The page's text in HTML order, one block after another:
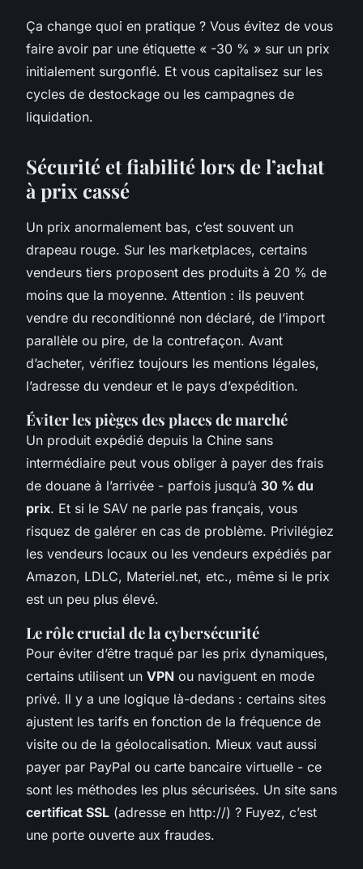
Ça change quoi en pratique ? Vous évitez de vous
faire avoir par une étiquette « -30 % » sur un prix
initialement surgonflé. Et vous capitalisez sur les
cycles de destockage ou les campagnes de
liquidation.
Sécurité et fiabilité lors de l’achat
à prix cassé
Un prix anormalement bas, c’est souvent un
drapeau rouge. Sur les marketplaces, certains
vendeurs tiers proposent des produits à 20 % de
moins que la moyenne. Attention : ils peuvent
vendre du reconditionné non déclaré, de l’import
parallèle ou pire, de la contrefaçon. Avant
d’acheter, vérifiez toujours les mentions légales,
l’adresse du vendeur et le pays d’expédition.
Éviter les pièges des places de marché
Un produit expédié depuis la Chine sans
intermédiaire peut vous obliger à payer des frais
de douane à l’arrivée - parfois jusqu’à 30 % du
prix. Et si le SAV ne parle pas français, vous
risquez de galérer en cas de problème. Privilégiez
les vendeurs locaux ou les vendeurs expédiés par
Amazon, LDLC, Materiel.net, etc., même si le prix
est un peu plus élevé.
Le rôle crucial de la cybersécurité
Pour éviter d’être traqué par les prix dynamiques,
certains utilisent un VPN ou naviguent en mode
privé. Il y a une logique là-dedans : certains sites
ajustent les tarifs en fonction de la fréquence de
visite ou de la géolocalisation. Mieux vaut aussi
payer par PayPal ou carte bancaire virtuelle - ce
sont les méthodes les plus sécurisées. Un site sans
certificat SSL (adresse en http://) ? Fuyez, c’est
une porte ouverte aux fraudes.